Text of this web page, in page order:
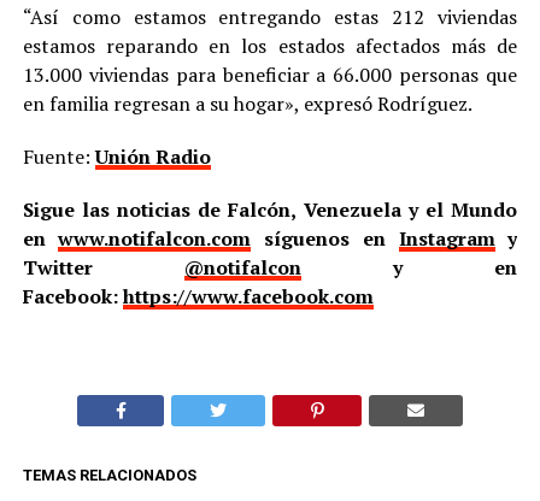
“Así como estamos entregando estas 212 viviendas
estamos reparando en los estados afectados más de
13.000 viviendas para beneficiar a 66.000 personas que
en familia regresan a su hogar», expresó Rodríguez.
Fuente:Unión Radio
Sigue las noticias de Falcón, Venezuela y el Mundo
enwww.notifalcon.com síguenos en Instagramy
Twitter @notifalcony en
Facebook:https://www.facebook.com
TEMAS RELACIONADOS